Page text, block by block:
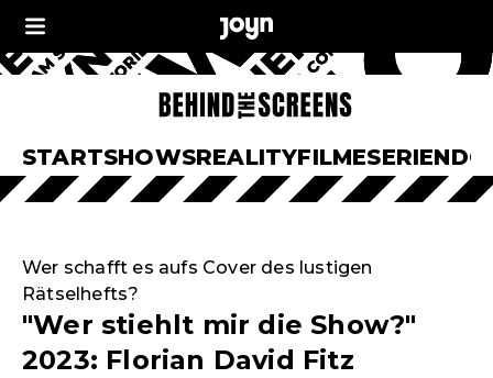
STARTSHOWSREALITYFILMESERIEN
Wer schafft es aufs Cover des lustigen
Rätselhefts?
"Wer stiehlt mir die Show?"
2023: Florian David Fitz